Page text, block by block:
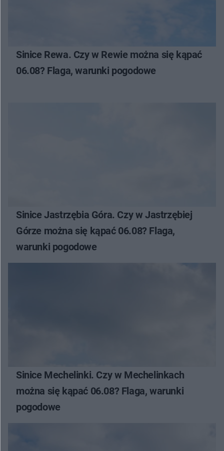
Sinice Rewa. Czy w Rewie można się kąpać
06.08? Flaga, warunki pogodowe
Sinice Jastrzębia Góra. Czy w Jastrzębiej
Górze można się kąpać 06.08? Flaga,
warunki pogodowe
Sinice Mechelinki. Czy w Mechelinkach
można się kąpać 06.08? Flaga, warunki
pogodowe